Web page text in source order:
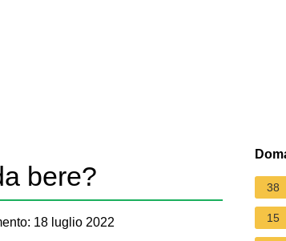
bere?
18 luglio 2022
38
15